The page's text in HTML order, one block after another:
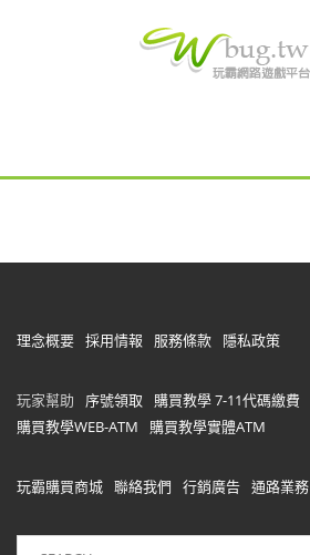
理念概要 採用情報 服務條款 隱私政策
玩家幫助 序號領取 購買教學 7-11代碼繳費
購買教學WEB-ATM
購買教學實體ATM
玩霸購買商城 聯絡我們 行銷廣告 通路業務